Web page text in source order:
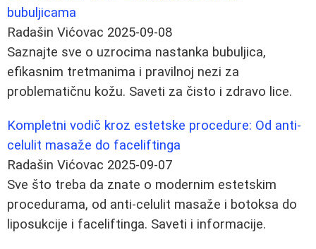
bubuljicama
Radašin Vićovac 2025-09-08
Saznajte sve o uzrocima nastanka bubuljica,
efikasnim tretmanima i pravilnoj nezi za
problematičnu kožu. Saveti za čisto i zdravo lice.
Kompletni vodič kroz estetske procedure: Od anti-
celulit masaže do faceliftinga
Radašin Vićovac 2025-09-07
Sve što treba da znate o modernim estetskim
procedurama, od anti-celulit masaže i botoksa do
liposukcije i faceliftinga. Saveti i informacije.